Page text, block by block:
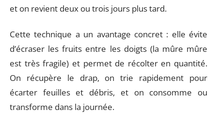
et on revient deux ou trois jours plus tard.
Cette technique a un avantage concret : elle évite
d’écraser les fruits entre les doigts (la mûre mûre
est très fragile) et permet de récolter en quantité.
On récupère le drap, on trie rapidement pour
écarter feuilles et débris, et on consomme ou
transforme dans la journée.